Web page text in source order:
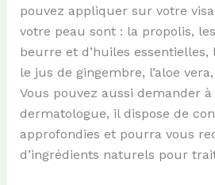
pouvez appliquer sur votre
votre peau sont : la propolis,
beurre et d’huiles essentielles,
le jus de gingembre, l’aloe
Vous pouvez aussi demander à
dermatologue, il dispose de
approfondies et pourra vous
d’ingrédients naturels pour